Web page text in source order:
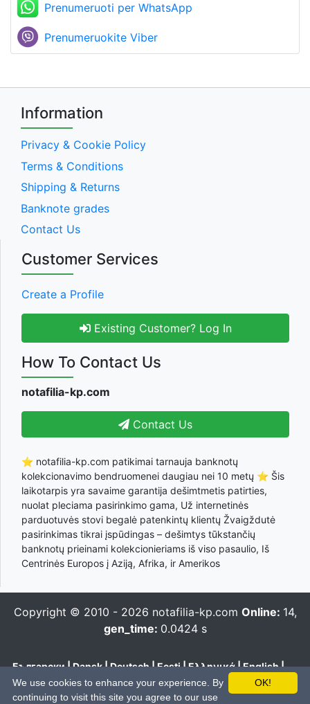
Prenumeruoti per WhatsApp
Prenumeruokite Viber
Information
Privacy & Cookie Policy
Terms & Conditions
Shipping & Returns
Banknote grades
Contact Us
Customer Services
Create a Profile
Existing Customer? Log In
How To Contact Us
notafilia-kp.com
Contact Us
⭐ notafilia-kp.com patikimai tarnauja banknotų
kolekcionavimo bendruomenei daugiau nei 10 metų ⭐ Šis
laikotarpis yra savaime garantija dešimtmetis patirties,
nuolat pleciama pasirinkimo gama, Už internetinės
parduotuvės stovi begalė patenkintų klientų Žvaigždutė
pasirinkimas tikrai įspūdingas – dešimtys tūkstančių
banknotų prieinami kolekcionieriams iš viso pasaulio, Iš
Centrinės Europos į Aziją, Afrika, ir Amerikos
Copyright © 2010 - 2026 notafilia-kp.com Online: 14,
gen_time: 0.0424 s
Български|Dansk|Deutsch|Eesti|Ελληνικά|English|
Español|Français|Hrvatski|Italiano|Latviešu Lietuvių
Magyar|Nederlands|Polski|Português|Română|Pусский
OK!
We use cookies to enhance your experience. By
continuing to visit this site you agree to our use